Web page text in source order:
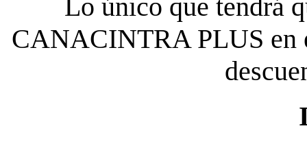
Lo único que tendrá
CANACINTRA PLUS en